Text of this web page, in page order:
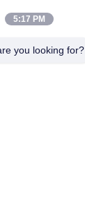
5:17 PM
you looking for?